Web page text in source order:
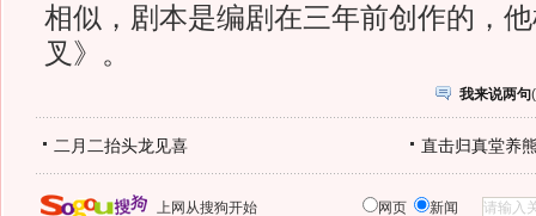
相似，剧本是编剧在三年前创作的，
叉》。
我来说两句(
二月二抬头龙见喜 直击归真堂养
上网从搜狗开始 网页 新闻